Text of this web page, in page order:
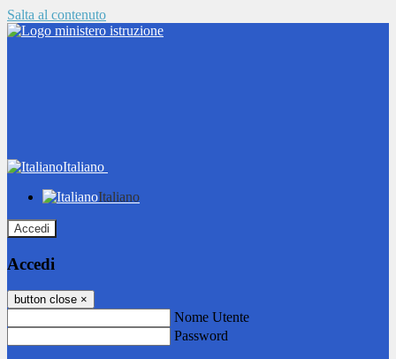
Salta al contenuto
Italiano
Italiano
Accedi
Accedi
button close ×
Nome Utente
Password